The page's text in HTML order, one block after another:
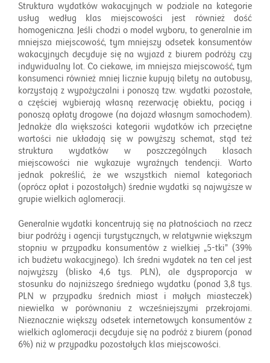
Struktura wydatków wakacyjnych w podziale na kategorie
usług według klas miejscowości jest również dość
homogeniczna. Jeśli chodzi o model wyboru, to generalnie im
mniejsza miejscowość, tym mniejszy odsetek konsumentów
wakacyjnych decyduje się na wyjazd z biurem podróży czy
indywidualny lot. Co ciekawe, im mniejsza miejscowość, tym
konsumenci również mniej licznie kupują bilety na autobusy,
korzystają z wypożyczalni i ponoszą tzw. wydatki pozostałe,
a częściej wybierają własną rezerwację obiektu, pociąg i
ponoszą opłaty drogowe (na dojazd własnym samochodem).
Jednakże dla większości kategorii wydatków ich przeciętne
wartości nie układają się w powyższy schemat, stąd też
struktura wydatków w poszczególnych klasach
miejscowości nie wykazuje wyraźnych tendencji. Warto
jednak pokreślić, że we wszystkich niemal kategoriach
(oprócz opłat i pozostałych) średnie wydatki są najwyższe w
grupie wielkich aglomeracji.
Generalnie wydatki koncentrują się na płatnościach na rzecz
biur podróży i agencji turystycznych, w relatywnie większym
stopniu w przypadku konsumentów z wielkiej „5-tki” (39%
ich budżetu wakacyjnego). Ich średni wydatek na ten cel jest
najwyższy (blisko 4,6 tys. PLN), ale dysproporcja w
stosunku do najniższego średniego wydatku (ponad 3,8 tys.
PLN w przypadku średnich miast i małych miasteczek)
niewielka w porównaniu z wcześniejszymi przekrojami.
Nieznacznie większy odsetek internetowych konsumentów z
wielkich aglomeracji decyduje się na podróż z biurem (ponad
6%) niż w przypadku pozostałych klas miejscowości.